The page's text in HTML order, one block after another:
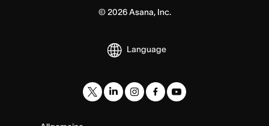
© 2026Asana, Inc.
Language